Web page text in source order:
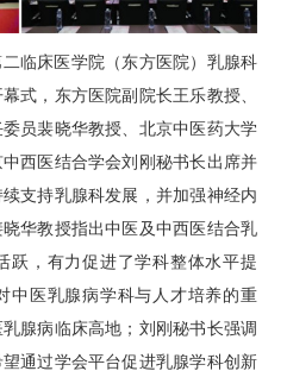
临床医学院（东方医院） 乳腺科
式，东方医院副院长王乐教授、
员裴晓华教授、北京中医药大学
西医结合学会刘刚秘书长出席并
支持乳腺科发展，并加强神经内
华教授指出中医及中西医结合乳
跃，有力促进了学科整体水平提
中医乳腺病学科与人才培养的重
腺病临床高地；刘刚秘书长强调
通过学会平台促进乳腺学科创新